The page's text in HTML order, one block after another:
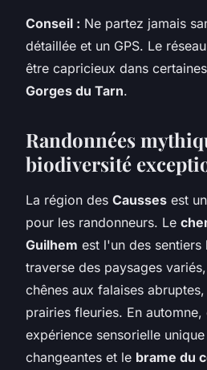
Conseil : Ne partez jamais
détaillée et un GPS. Le
être capricieux dans
Gorges du Tarn.
Randonnées
biodiversité
La région des Causses est
pour les randonneurs. Le
Guilhem est l'un des sentiers
traverse des paysages
chênes aux falaises
prairies fleuries. En
expérience sensorielle
changeantes et le brame du